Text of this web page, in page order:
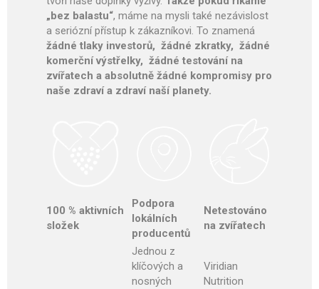
„bez balastu“, máme na mysli také nezávislost
a seriózní přístup k zákazníkovi. To znamená
žádné tlaky investorů, žádné zkratky, žádné
komerční výstřelky, žádné testování na
zvířatech a absolutně žádné kompromisy pro
naše zdraví a zdraví naší planety.
100 % aktivních
složek
Podpora
lokálních
producentů
Netestováno
na zvířatech
Jednou z
klíčových a
nosných
Viridian
Nutrition